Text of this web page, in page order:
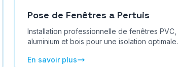
Pose de Fenêtres a Pertuis
Installation professionnelle de fenêtres PVC,
aluminium et bois pour une isolation optimale.
En savoir plus